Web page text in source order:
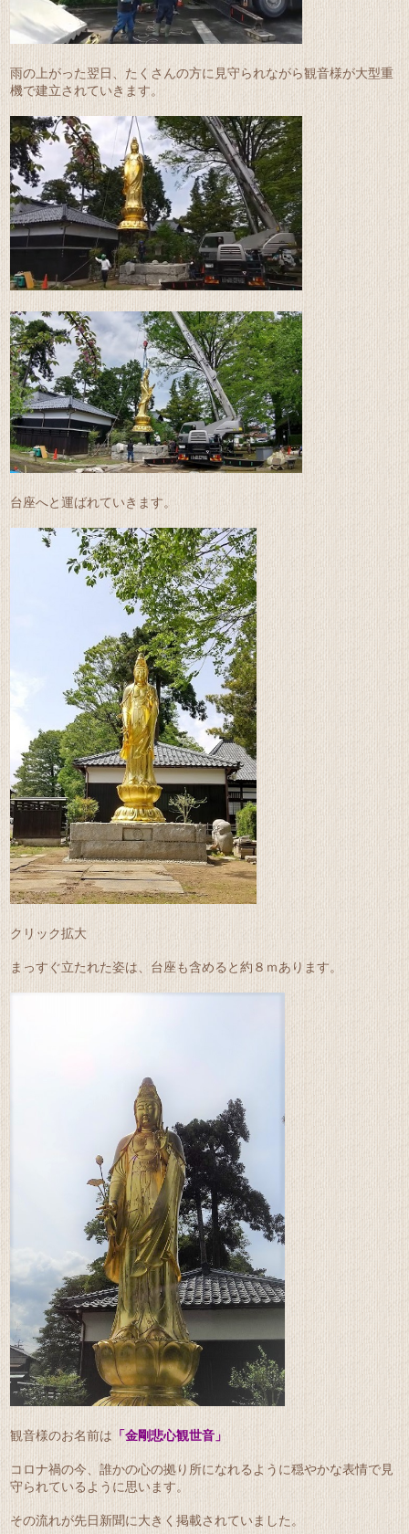
雨の上がった翌日、たくさんの方に見守られながら観音様が大型重
機で建立されていきます。
台座へと運ばれていきます。
クリック拡大
まっすぐ立たれた姿は、台座も含めると約８ｍあります。
観音様のお名前は 「金剛悲心観世音」
コロナ禍の今、誰かの心の拠り所になれるように穏やかな表情で見
守られているように思います。
その流れが先日新聞に大きく掲載されていました。